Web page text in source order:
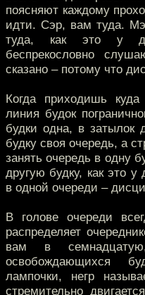
поясняют каждому
идти. Сэр, вам туда.
туда, как это у
беспрекословно
сказано – потому что
Когда приходишь
линия будок
будки одна, в затылок
будку своя очередь, а
занять очередь в одну
другую будку, как это
в одной очереди –
В голове очереди
распределяет
вам в
освобождающихся
лампочки, негр
стремительно